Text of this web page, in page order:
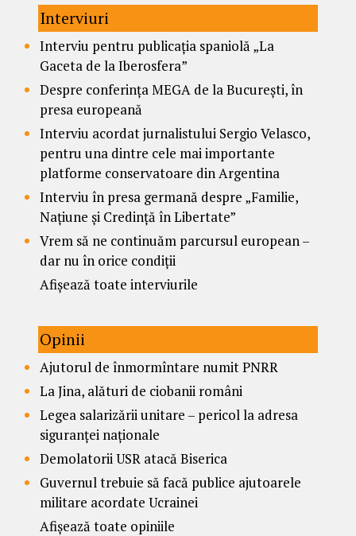
Interviuri
Interviu pentru publicația spaniolă „La
Gaceta de la Iberosfera”
Despre conferința MEGA de la București, în
presa europeană
Interviu acordat jurnalistului Sergio Velasco,
pentru una dintre cele mai importante
platforme conservatoare din Argentina
Interviu în presa germană despre „Familie,
Națiune și Credință în Libertate”
Vrem să ne continuăm parcursul european –
dar nu în orice condiții
Afișează toate interviurile
Opinii
Ajutorul de înmormîntare numit PNRR
La Jina, alături de ciobanii români
Legea salarizării unitare – pericol la adresa
siguranței naționale
Demolatorii USR atacă Biserica
Guvernul trebuie să facă publice ajutoarele
militare acordate Ucrainei
Afișează toate opiniile